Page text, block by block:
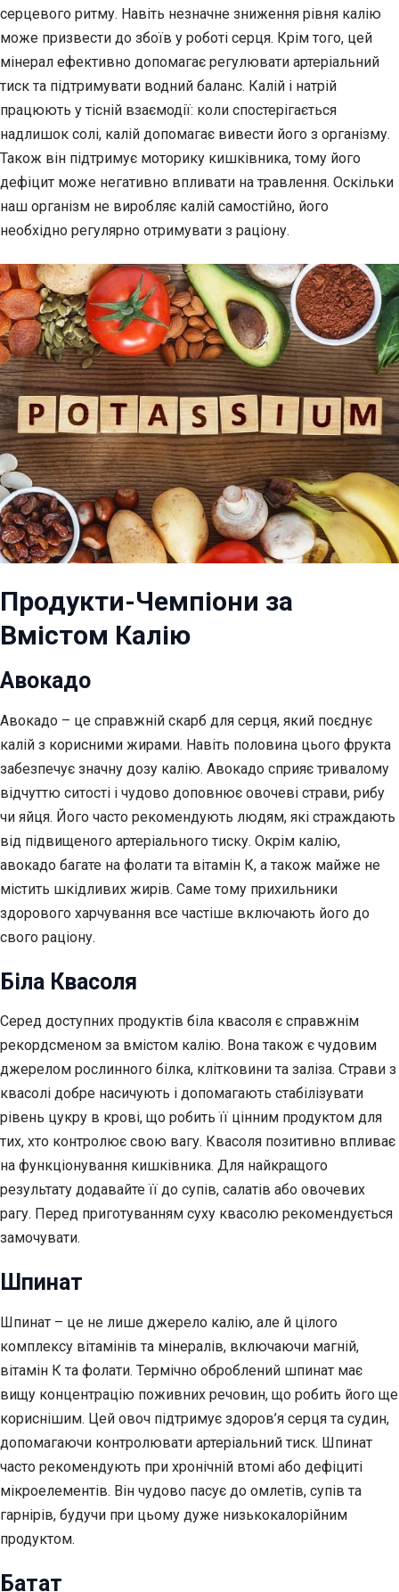
серцевого ритму. Навіть незначне зниження рівня калію
може призвести до збоїв у роботі серця. Крім того, цей
мінерал ефективно допомагає регулювати артеріальний
тиск та підтримувати водний баланс. Калій і натрій
працюють у тісній взаємодії: коли спостерігається
надлишок солі, калій допомагає вивести його з організму.
Також він підтримує моторику кишківника, тому його
дефіцит може негативно впливати на травлення. Оскільки
наш організм не виробляє калій самостійно, його
необхідно регулярно отримувати з раціону.
Продукти-Чемпіони за
Вмістом Калію
Авокадо
Авокадо – це справжній скарб для серця, який поєднує
калій з корисними жирами. Навіть половина цього фрукта
забезпечує значну дозу калію. Авокадо сприяє тривалому
відчуттю ситості і чудово доповнює овочеві страви, рибу
чи яйця. Його часто рекомендують людям, які страждають
від підвищеного артеріального тиску. Окрім калію,
авокадо багате на фолати та вітамін К, а також майже не
містить шкідливих жирів. Саме тому прихильники
здорового харчування все частіше включають його до
свого раціону.
Біла Квасоля
Серед доступних продуктів біла квасоля є справжнім
рекордсменом за вмістом калію. Вона також є чудовим
джерелом рослинного білка, клітковини та заліза. Страви з
квасолі добре насичують і допомагають стабілізувати
рівень цукру в крові, що робить її цінним продуктом для
тих, хто контролює свою вагу. Квасоля позитивно впливає
на функціонування кишківника. Для найкращого
результату додавайте її до супів, салатів або овочевих
рагу. Перед приготуванням суху квасолю рекомендується
замочувати.
Шпинат
Шпинат – це не лише джерело калію, але й цілого
комплексу вітамінів та мінералів, включаючи магній,
вітамін К та фолати. Термічно оброблений шпинат має
вищу концентрацію поживних речовин, що робить його ще
кориснішим. Цей овоч підтримує здоров’я серця та судин,
допомагаючи контролювати артеріальний тиск. Шпинат
часто рекомендують при хронічній втомі або дефіциті
мікроелементів. Він чудово пасує до омлетів, супів та
гарнірів, будучи при цьому дуже низькокалорійним
продуктом.
Батат